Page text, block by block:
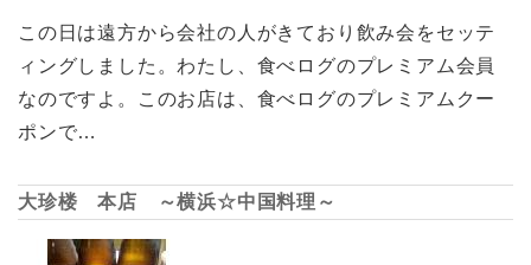
この日は遠方から会社の人がきており飲み会をセッテ
ィングしました。わたし、食べログのプレミアム会員
なのですよ。このお店は、食べログのプレミアムクー
ポンで…
大珍楼 本店 ～横浜☆中国料理～